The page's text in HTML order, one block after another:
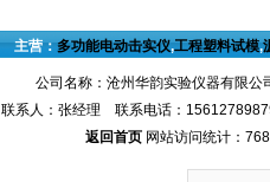
主营：多功能电动击实仪,工程塑料试模,
公司名称：沧州华韵实验仪器有限
联系人：张经理 联系电话：
返回首页 网站访问统计：